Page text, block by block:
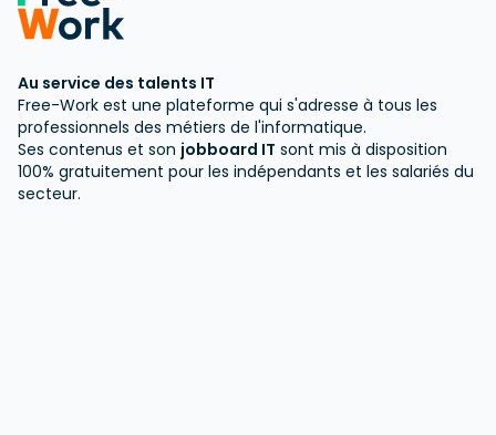
Au service des talents IT
Free-Work est une plateforme qui s'adresse à tous les
professionnels des métiers de l'informatique.
Ses contenus et son jobboard IT sont mis à disposition
100% gratuitement pour les indépendants et les salariés du
secteur.